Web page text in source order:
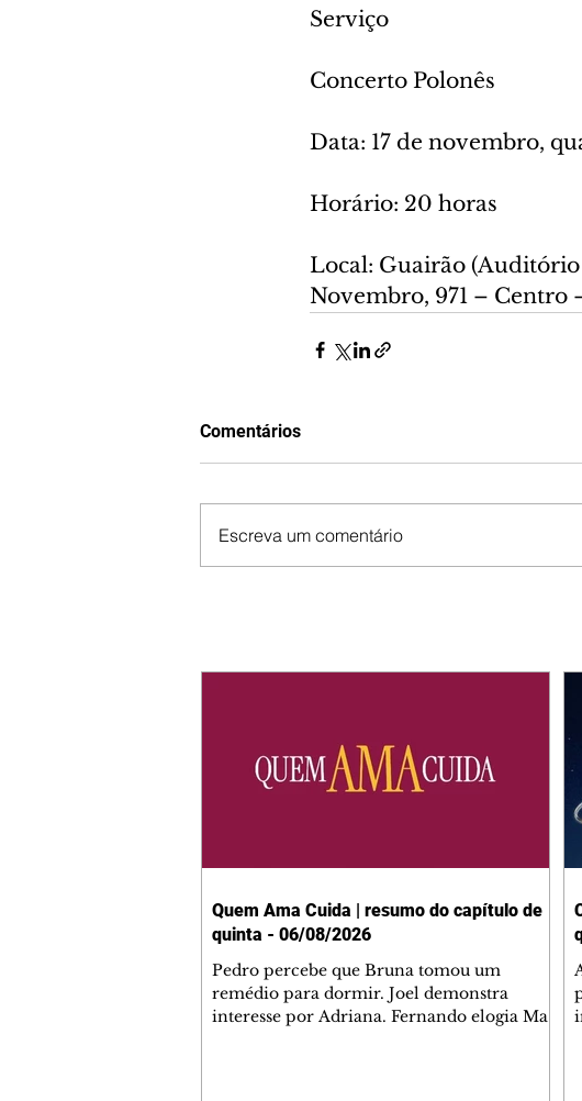
Serviço
Concerto Polonês
Data: 17 de novembro,
Horário: 20 horas
Local: Guairão
Novembro, 971 – Centro
Comentários
Escreva um comentário
Quem Ama Cuida | resumo do capítulo de
quinta - 06/08/2026
Pedro percebe que Bruna tomou um
remédio para dormir. Joel demonstra
interesse por Adriana. Fernando elogia Mau